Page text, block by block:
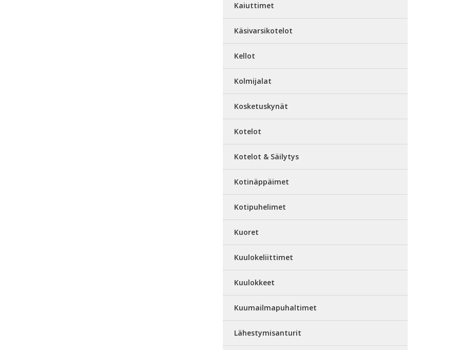
Kaiuttimet
Käsivarsikotelot
Kellot
Kolmijalat
Kosketuskynät
Kotelot
Kotelot & Säilytys
Kotinäppäimet
Kotipuhelimet
Kuoret
Kuulokeliittimet
Kuulokkeet
Kuumailmapuhaltimet
Lähestymisanturit